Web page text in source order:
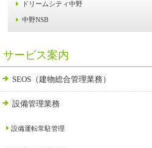
ドリームシティ中野
中野NSB
サービス案内
SEOS（建物総合管理業務）
設備管理業務
設備運転常駐管理